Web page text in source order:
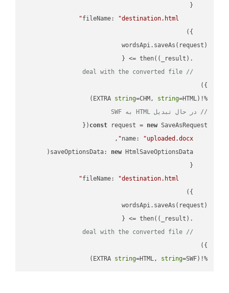
fileName:
"destination.html"
    .then(
( _result ) =>
// deal with the converted file
%!(EXTRA
string=CHM, string=HTML)
// در حال تبدیل HTML به SWF
const request = new
name: "uploaded.docx"
saveOptionsData: new
fileName:
"destination.html"
    .then(
( _result ) =>
// deal with the converted file
%!(EXTRA
string=HTML, string=SWF)